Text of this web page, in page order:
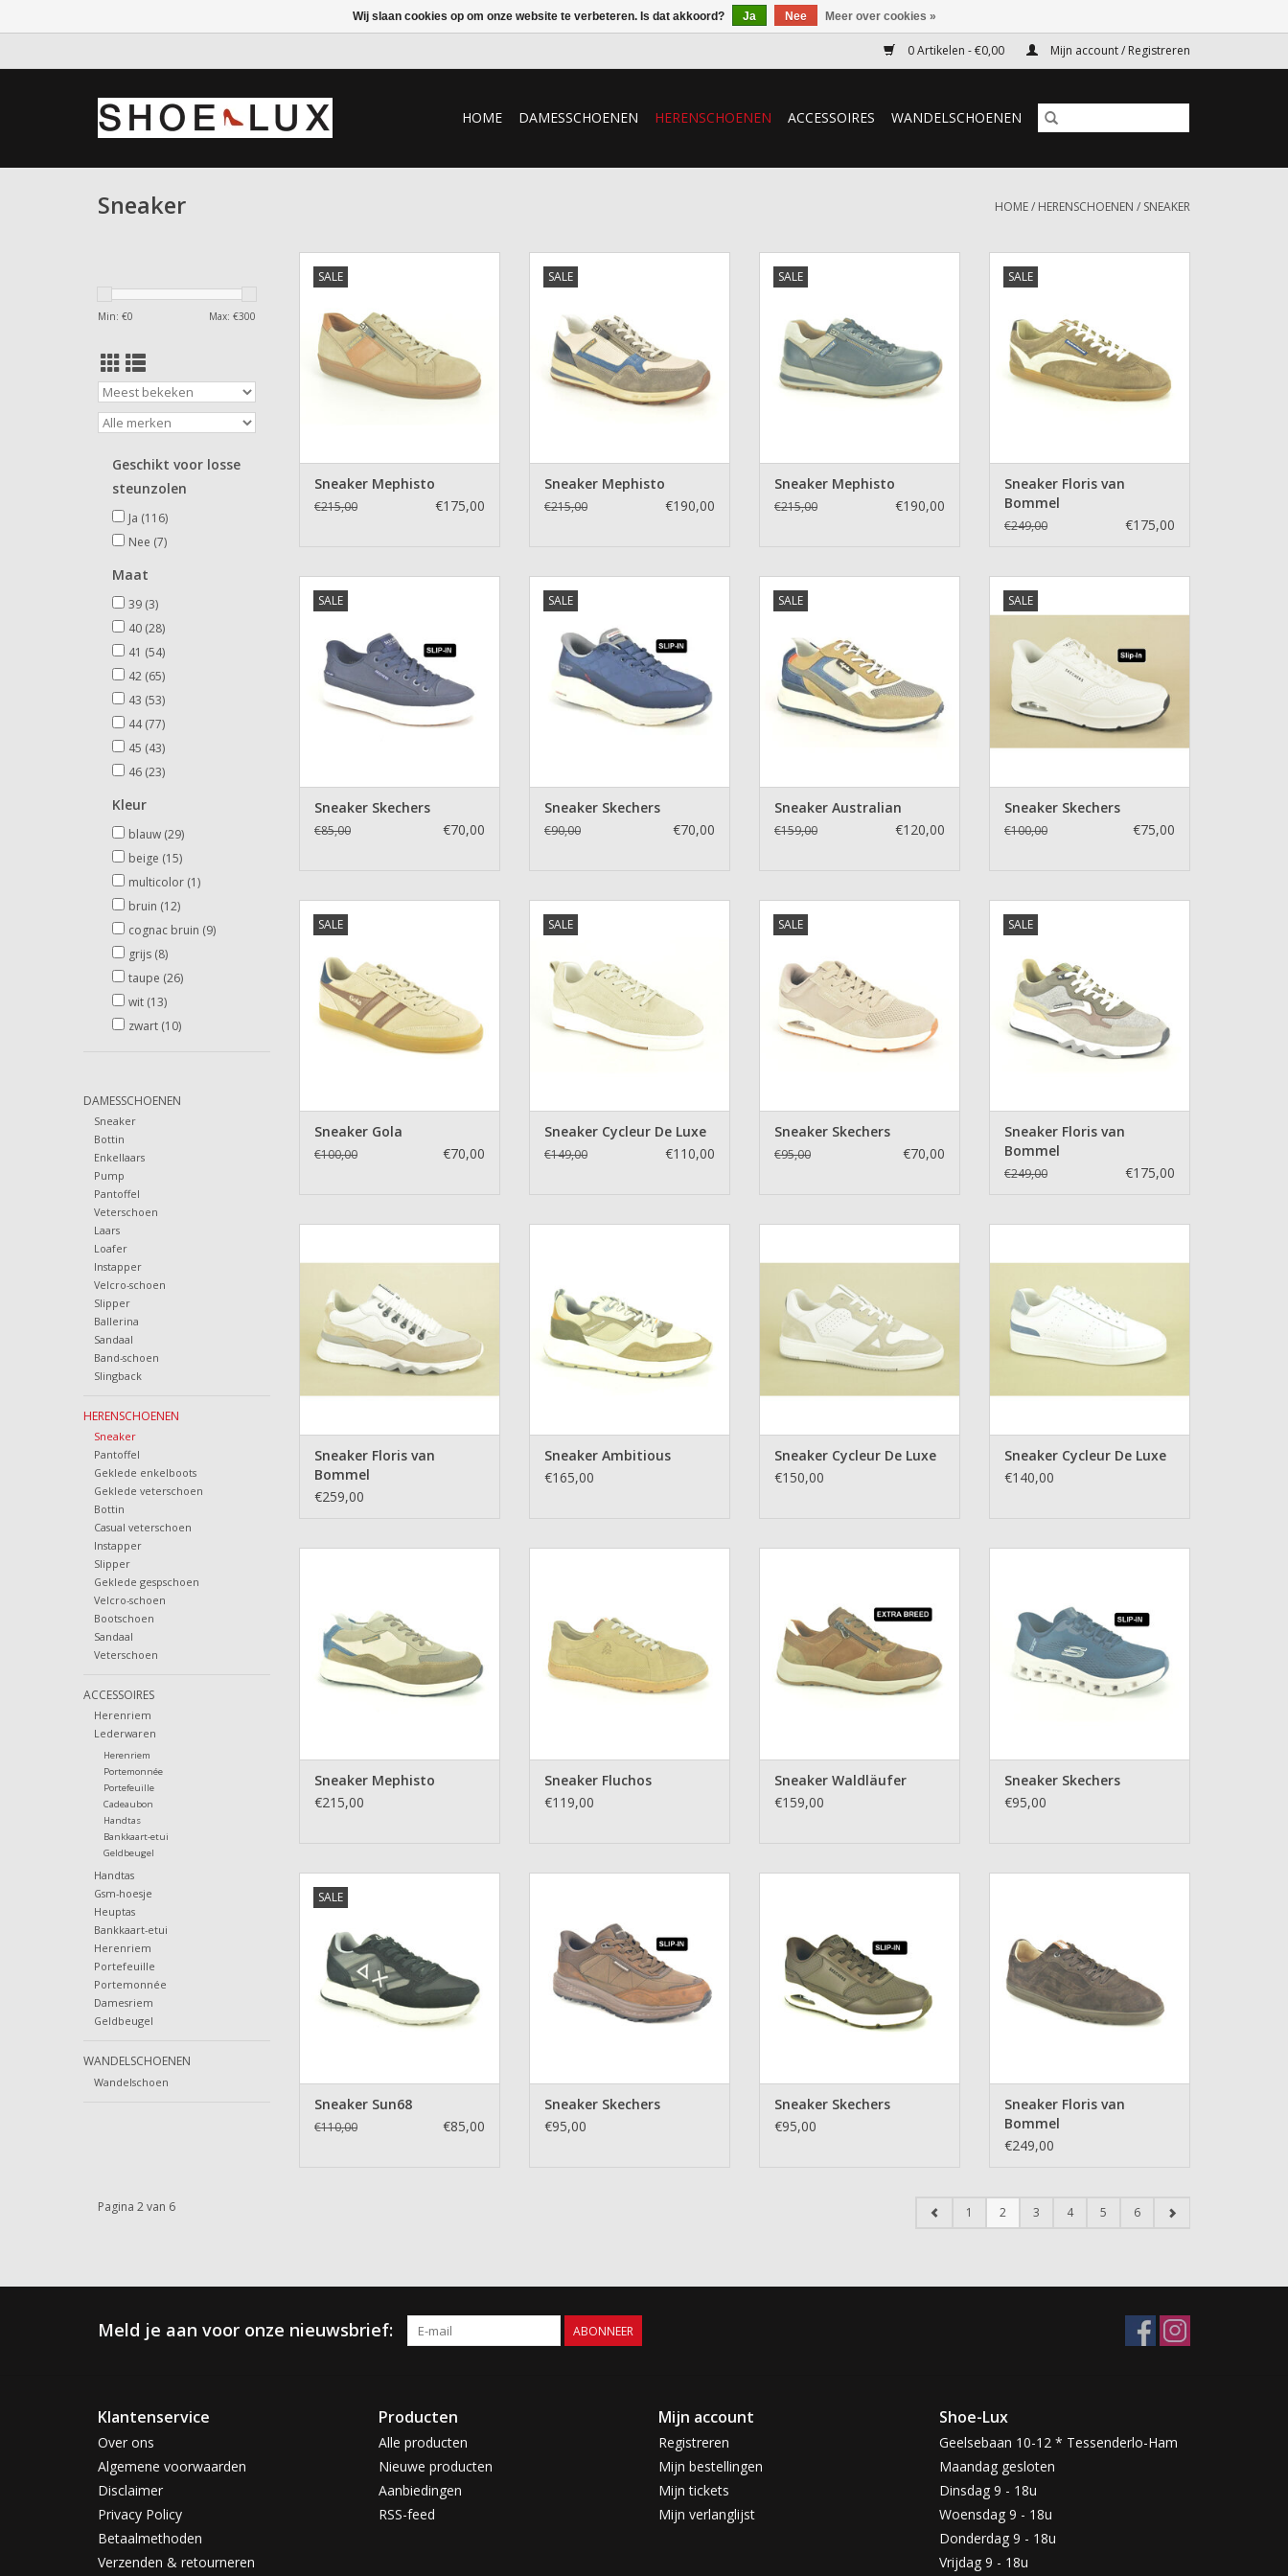
0 Artikelen - €0,00 Mijn account / Registreren
HOME DAMESSCHOENEN HERENSCHOENEN ACCESSOIRES WANDELSCHOENEN
Sneaker HOME/ HERENSCHOENEN / SNEAKER
Min: €0 Max: €300
Geschikt voor losse
steunzolen
Ja (116)
Nee (7)
Maat
39 (3)
40 (28)
41 (54)
42 (65)
43 (53)
44(77)
45 (43)
46 (23)
Kleur
blauw (29)
beige (15)
multicolor (1)
bruin (12)
cognac bruin (9)
grijs (8)
taupe (26)
wit (13)
zwart (10)
DAMESSCHOENEN
Sneaker
Bottin
Enkellaars
Pump
Pantoffel
Veterschoen
Laars
Loafer
Instapper
Velcro-schoen
Slipper
Ballerina
Sandaal
Band-schoen
Slingback
HERENSCHOENEN
Sneaker
Pantoffel
Geklede enkelboots
Geklede veterschoen
Bottin
Casual veterschoen
Instapper
Slipper
Geklede gespschoen
Velcro-schoen
Bootschoen
Sandaal
Veterschoen
ACCESSOIRES
Herenriem
Lederwaren
Herenriem
Portemonnée
Portefeuille
Cadeaubon
Handtas
Bankkaart-etui
Geldbeugel
Handtas
Gsm-hoesje
Heuptas
Bankkaart-etui
Herenriem
Portefeuille
Portemonnée
Damesriem
Geldbeugel
WANDELSCHOENEN
Wandelschoen
SALE
TOEVOEGEN AAN WINKELWAGEN
Sneaker Mephisto
€215,00 €175,00
SALE
TOEVOEGEN AAN WINKELWAGEN
Sneaker Mephisto
€215,00 €190,00
SALE
TOEVOEGEN AAN WINKELWAGEN
Sneaker Mephisto
€215,00 €190,00
SALE
TOEVOEGEN AAN WINKELWAGEN
Sneaker Floris van
Bommel
€249,00 €175,00
SALE
TOEVOEGEN AAN WINKELWAGEN
Sneaker Skechers
€85,00 €70,00
SALE
TOEVOEGEN AAN WINKELWAGEN
Sneaker Skechers
€90,00 €70,00
SALE
TOEVOEGEN AAN WINKELWAGEN
Sneaker Australian
€159,00 €120,00
SALE
TOEVOEGEN AAN WINKELWAGEN
Sneaker Skechers
€100,00 €75,00
SALE
TOEVOEGEN AAN WINKELWAGEN
Sneaker Gola
€100,00 €70,00
SALE
TOEVOEGEN AAN WINKELWAGEN
Sneaker Cycleur De Luxe
€149,00 €110,00
SALE
TOEVOEGEN AAN WINKELWAGEN
Sneaker Skechers
€95,00 €70,00
SALE
TOEVOEGEN AAN WINKELWAGEN
Sneaker Floris van
Bommel
€249,00 €175,00
TOEVOEGEN AAN WINKELWAGEN
Sneaker Floris van
Bommel
€259,00
Sneaker Ambitious
€165,00
TOEVOEGEN AAN WINKELWAGEN
Sneaker Cycleur De Luxe
€150,00
TOEVOEGEN AAN WINKELWAGEN
Sneaker Cycleur De Luxe
€140,00
Sneaker Mephisto
€215,00
Sneaker Fluchos
€119,00
Sneaker Waldläufer
€159,00
Sneaker Skechers
€95,00
SALE
TOEVOEGEN AAN WINKELWAGEN
Sneaker Sun68
€110,00 €85,00
Sneaker Skechers
€95,00
Sneaker Skechers
€95,00
Sneaker Floris van
Bommel
€249,00
Pagina 2 van 6 1 2 3 4 5 6
Meld je aan voor onze nieuwsbrief: ABONNEER
Klantenservice
Over ons
Algemene voorwaarden
Disclaimer
Privacy Policy
Betaalmethoden
Verzenden & retourneren
Producten
Alle producten
Nieuwe producten
Aanbiedingen
RSS-feed
Mijn account
Registreren
Mijn bestellingen
Mijn tickets
Mijn verlanglijst
Shoe-Lux
Geelsebaan 10-12 * Tessenderlo-Ham
Maandag gesloten
Dinsdag 9 - 18u
Woensdag 9 - 18u
Donderdag 9 - 18u
Vrijdag 9 - 18u
Wij slaan cookies op om onze website te verbeteren. Is dat akkoord? Ja Nee Meer over cookies »